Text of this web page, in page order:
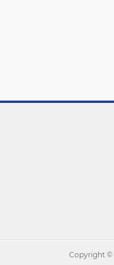
Copyright ©